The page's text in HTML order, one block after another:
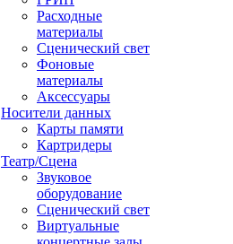
Расходные
материалы
Сценический свет
Фоновые
материалы
Аксессуары
Носители данных
Карты памяти
Картридеры
Театр/Сцена
Звуковое
оборудование
Сценический свет
Виртуальные